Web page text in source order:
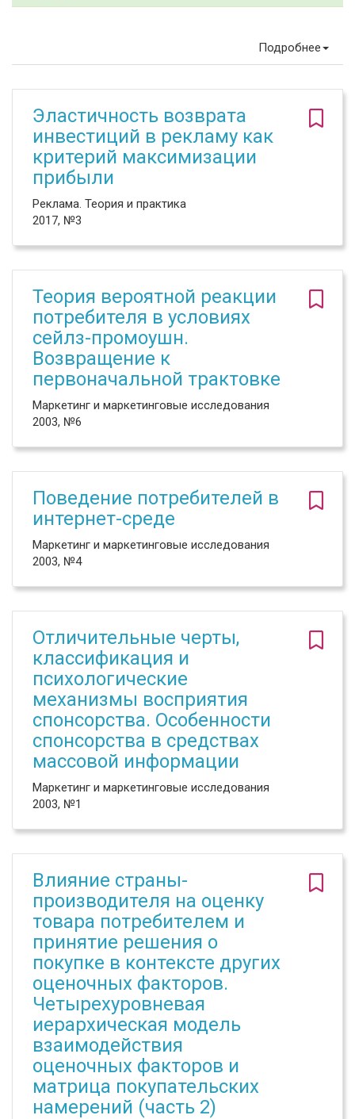
Подробнее
Эластичность возврата
инвестиций в рекламу как
критерий максимизации
прибыли
Реклама. Теория и практика
2017, №3
Теория вероятной реакции
потребителя в условиях
сейлз-промоушн.
Возвращение к
первоначальной трактовке
Маркетинг и маркетинговые исследования
2003, №6
Поведение потребителей в
интернет-среде
Маркетинг и маркетинговые исследования
2003, №4
Отличительные черты,
классификация и
психологические
механизмы восприятия
спонсорства. Особенности
спонсорства в средствах
массовой информации
Маркетинг и маркетинговые исследования
2003, №1
Влияние страны-
производителя на оценку
товара потребителем и
принятие решения о
покупке в контексте других
оценочных факторов.
Четырехуровневая
иерархическая модель
взаимодействия
оценочных факторов и
матрица покупательских
намерений (часть 2)